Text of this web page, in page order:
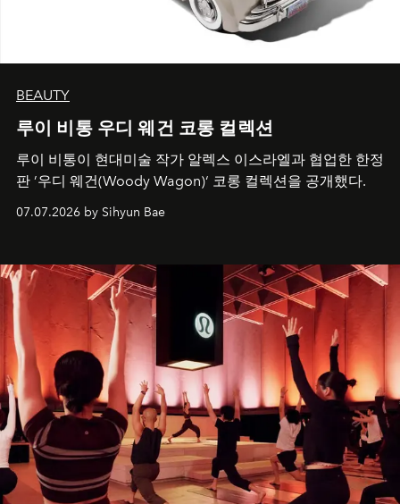
BEAUTY
루이 비통 우디 웨건 코롱 컬렉션
루이 비통이 현대미술 작가 알렉스 이스라엘과 협업한 한정
판 ’우디 웨건(Woody Wagon)‘ 코롱 컬렉션을 공개했다.
07.07.2026 by Sihyun Bae